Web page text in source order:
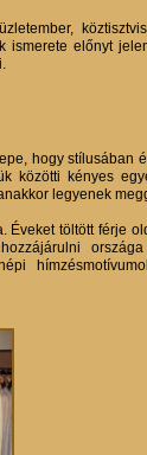
ismerete előnyt
hogy stílusában
közötti kényes
legyenek
Éveket töltött férje